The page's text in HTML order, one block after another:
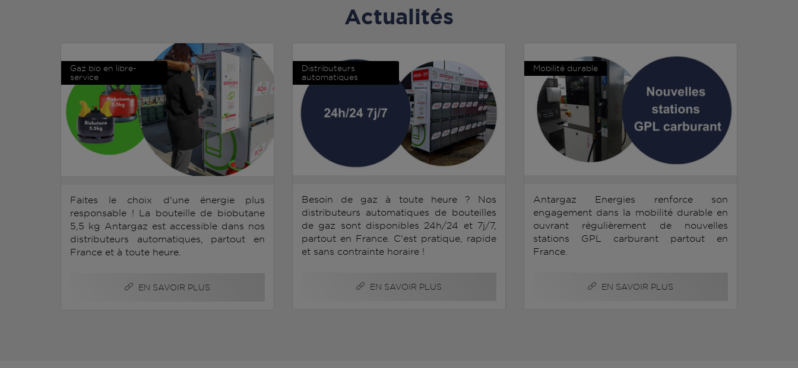
Actualités
Gaz bio en libre-
service
Faites le choix d'une énergie plus
responsable ! La bouteille de biobutane
5,5 kg Antargaz est accessible dans nos
distributeurs automatiques, partout en
France et à toute heure.
EN SAVOIR PLUS
Distributeurs
automatiques
Besoin de gaz à toute heure ? Nos
distributeurs automatiques de bouteilles
de gaz sont disponibles 24h/24 et 7j/7,
partout en France. C'est pratique, rapide
et sans contrainte horaire !
EN SAVOIR PLUS
Mobilité durable
Antargaz Energies renforce son
engagement dans la mobilité durable en
ouvrant régulièrement de nouvelles
stations GPL carburant partout en
France.
EN SAVOIR PLUS